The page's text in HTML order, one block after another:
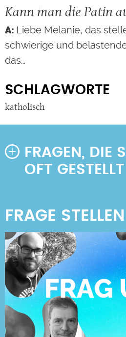
Kann man die Patin
Liebe Melanie, das
schwierige und
das…
SCHLAGWORTE
katholisch
FRAGEN, DIE
OFT